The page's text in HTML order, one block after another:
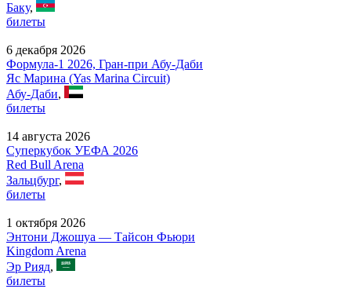
Баку,
билеты
6 декабря 2026
Формула-1 2026, Гран-при Абу-Даби
Яс Марина (Yas Marina Circuit)
Абу-Даби,
билеты
14 августа 2026
Суперкубок УЕФА 2026
Red Bull Arena
Зальцбург,
билеты
1 октября 2026
Энтони Джошуа — Тайсон Фьюри
Kingdom Arena
Эр Рияд,
билеты